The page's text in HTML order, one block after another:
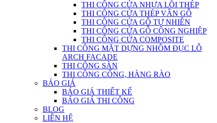
THI CÔNG CỬA NHỰA LÕI THÉP
THI CÔNG CỬA THÉP VÂN GỖ
THI CÔNG CỬA GỖ TỰ NHIÊN
THI CÔNG CỬA GỖ CÔNG NGHIỆP
THI CÔNG CỬA COMPOSITE
THI CÔNG MẶT DỰNG NHÔM ĐỤC LỖ
ARCH FACADE
THI CÔNG SÀN
THI CÔNG CỔNG, HÀNG RÀO
BÁO GIÁ
BÁO GIÁ THIẾT KẾ
BÁO GIÁ THI CÔNG
BLOG
LIÊN HỆ